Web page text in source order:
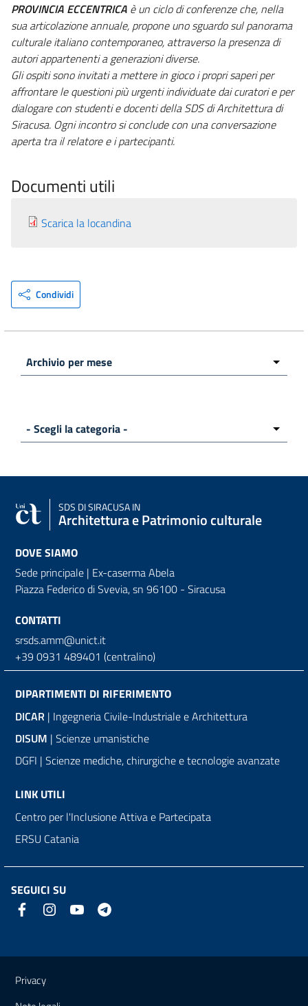
PROVINCIA ECCENTRICA è un ciclo di conferenze che, nella
sua articolazione annuale, propone uno sguardo sul panorama
culturale italiano contemporaneo, attraverso la presenza di
autori appartenenti a generazioni diverse.
Gli ospiti sono invitati a mettere in gioco i propri saperi per
affrontare le questioni più urgenti individuate dai curatori e per
dialogare con studenti e docenti della SDS di Architettura di
Siracusa. Ogni incontro si conclude con una conversazione
aperta tra il relatore e i partecipanti.
Documenti utili
Scarica la locandina
Condividi
SDS DI SIRACUSA IN
Architettura e Patrimonio culturale
DOVE SIAMO
Sede principale | Ex-caserma Abela
Piazza Federico di Svevia, sn 96100 - Siracusa
CONTATTI
srsds.amm@unict.it
+39 0931 489401 (centralino)
DIPARTIMENTI DI RIFERIMENTO
DICAR | Ingegneria Civile-Industriale e Architettura
DISUM | Scienze umanistiche
DGFI | Scienze mediche, chirurgiche e tecnologie avanzate
LINK UTILI
Centro per l'Inclusione Attiva e Partecipata
ERSU Catania
SEGUICI SU
Link e informazioni utili
Privacy